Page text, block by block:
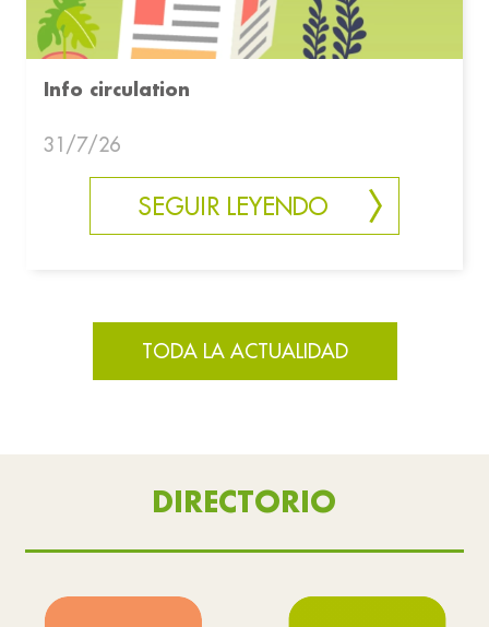
Info circulation
31/7/26
SEGUIR LEYENDO
TODA LA ACTUALIDAD
DIRECTORIO